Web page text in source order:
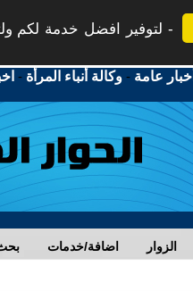
لتوفير افضل خدمة لكم
أخبار عامة -وكالة أنباء المرأة -
اضافة/خدمات الزوار